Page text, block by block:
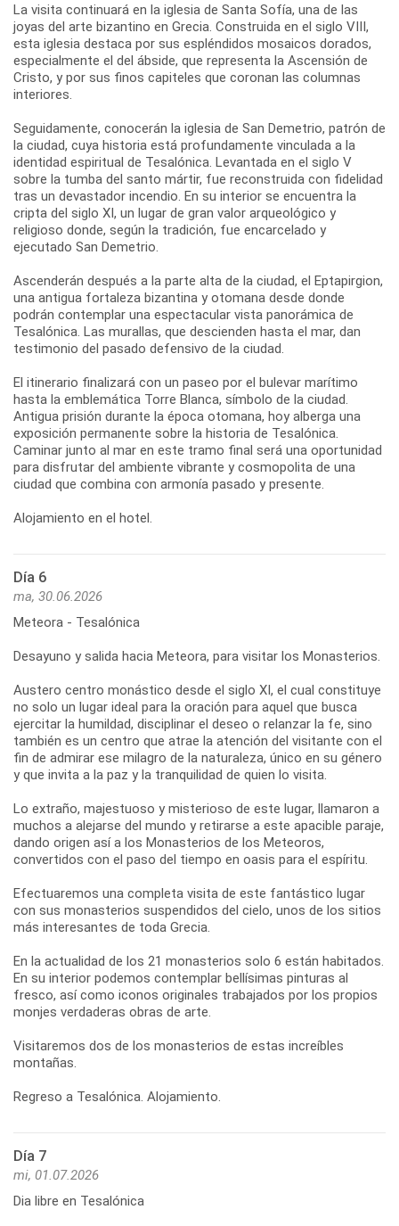
La visita continuará en la iglesia de Santa Sofía, una de las
joyas del arte bizantino en Grecia. Construida en el siglo VIII,
esta iglesia destaca por sus espléndidos mosaicos dorados,
especialmente el del ábside, que representa la Ascensión de
Cristo, y por sus finos capiteles que coronan las columnas
interiores.
Seguidamente, conocerán la iglesia de San Demetrio, patrón de
la ciudad, cuya historia está profundamente vinculada a la
identidad espiritual de Tesalónica. Levantada en el siglo V
sobre la tumba del santo mártir, fue reconstruida con fidelidad
tras un devastador incendio. En su interior se encuentra la
cripta del siglo XI, un lugar de gran valor arqueológico y
religioso donde, según la tradición, fue encarcelado y
ejecutado San Demetrio.
Ascenderán después a la parte alta de la ciudad, el Eptapirgion,
una antigua fortaleza bizantina y otomana desde donde
podrán contemplar una espectacular vista panorámica de
Tesalónica. Las murallas, que descienden hasta el mar, dan
testimonio del pasado defensivo de la ciudad.
El itinerario finalizará con un paseo por el bulevar marítimo
hasta la emblemática Torre Blanca, símbolo de la ciudad.
Antigua prisión durante la época otomana, hoy alberga una
exposición permanente sobre la historia de Tesalónica.
Caminar junto al mar en este tramo final será una oportunidad
para disfrutar del ambiente vibrante y cosmopolita de una
ciudad que combina con armonía pasado y presente.
Alojamiento en el hotel.
Día 6
ma, 30.06.2026
Meteora - Tesalónica
Desayuno y salida hacia Meteora, para visitar los Monasterios.
Austero centro monástico desde el siglo XI, el cual constituye
no solo un lugar ideal para la oración para aquel que busca
ejercitar la humildad, disciplinar el deseo o relanzar la fe, sino
también es un centro que atrae la atención del visitante con el
fin de admirar ese milagro de la naturaleza, único en su género
y que invita a la paz y la tranquilidad de quien lo visita.
Lo extraño, majestuoso y misterioso de este lugar, llamaron a
muchos a alejarse del mundo y retirarse a este apacible paraje,
dando origen así a los Monasterios de los Meteoros,
convertidos con el paso del tiempo en oasis para el espíritu.
Efectuaremos una completa visita de este fantástico lugar
con sus monasterios suspendidos del cielo, unos de los sitios
más interesantes de toda Grecia.
En la actualidad de los 21 monasterios solo 6 están habitados.
En su interior podemos contemplar bellísimas pinturas al
fresco, así como iconos originales trabajados por los propios
monjes verdaderas obras de arte.
Visitaremos dos de los monasterios de estas increíbles
montañas.
Regreso a Tesalónica. Alojamiento.
Día 7
mi, 01.07.2026
Dia libre en Tesalónica